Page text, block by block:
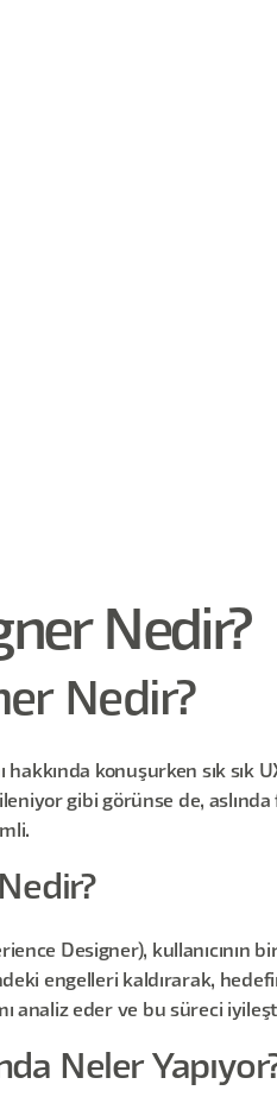
Nedir?
Nedir?
hakkında konuşurken sık
gibi görünse de,
Designer), kullanıcının
engelleri kaldırarak,
analiz eder ve bu süreci
Neler